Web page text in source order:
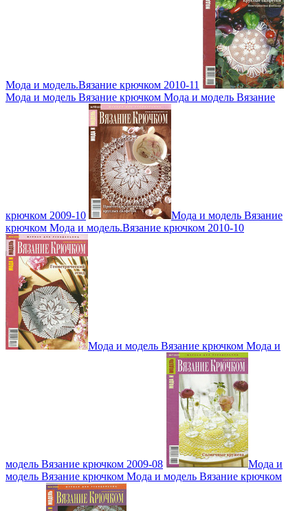
Мода и модель.Вязание крючком 2010-11
Мода и модель Вязание крючком Мода и модель Вязание
крючком 2009-10
Мода и модель Вязание
крючком Мода и модель.Вязание крючком 2010-10
Мода и модель Вязание крючком Мода и
модель Вязание крючком 2009-08
Мода и
модель Вязание крючком Мода и модель Вязание крючком